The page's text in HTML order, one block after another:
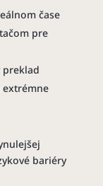
čase
pre
preklad
extrémne
bariéry